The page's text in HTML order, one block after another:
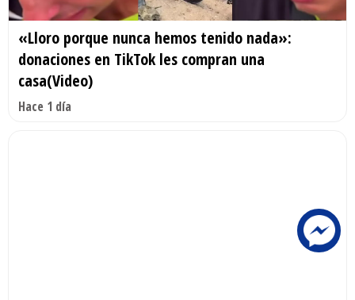
«Lloro porque nunca hemos tenido nada»:
donaciones en TikTok les compran una
casa(Video)
Hace 1 día